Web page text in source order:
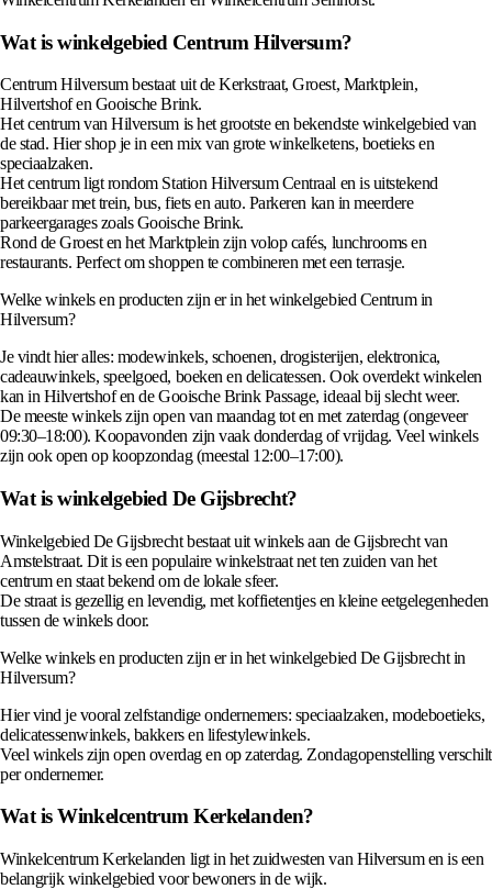
Wat is winkelgebied Centrum Hilversum?
Centrum Hilversum bestaat uit de Kerkstraat, Groest, Marktplein,
Hilvertshof en Gooische Brink.
Het centrum van Hilversum is het grootste en bekendste winkelgebied van
de stad. Hier shop je in een mix van grote winkelketens, boetieks en
speciaalzaken.
Het centrum ligt rondom Station Hilversum Centraal en is uitstekend
bereikbaar met trein, bus, fiets en auto. Parkeren kan in meerdere
parkeergarages zoals Gooische Brink.
Rond de Groest en het Marktplein zijn volop cafés, lunchrooms en
restaurants. Perfect om shoppen te combineren met een terrasje.
Welke winkels en producten zijn er in het winkelgebied Centrum in
Hilversum?
Je vindt hier alles: modewinkels, schoenen, drogisterijen, elektronica,
cadeauwinkels, speelgoed, boeken en delicatessen. Ook overdekt winkelen
kan in Hilvertshof en de Gooische Brink Passage, ideaal bij slecht weer.
De meeste winkels zijn open van maandag tot en met zaterdag (ongeveer
09:30–18:00). Koopavonden zijn vaak donderdag of vrijdag. Veel winkels
zijn ook open op koopzondag (meestal 12:00–17:00).
Wat is winkelgebied De Gijsbrecht?
Winkelgebied De Gijsbrecht bestaat uit winkels aan de Gijsbrecht van
Amstelstraat. Dit is een populaire winkelstraat net ten zuiden van het
centrum en staat bekend om de lokale sfeer.
De straat is gezellig en levendig, met koffietentjes en kleine eetgelegenheden
tussen de winkels door.
Welke winkels en producten zijn er in het winkelgebied De Gijsbrecht in
Hilversum?
Hier vind je vooral zelfstandige ondernemers: speciaalzaken, modeboetieks,
delicatessenwinkels, bakkers en lifestylewinkels.
Veel winkels zijn open overdag en op zaterdag. Zondagopenstelling verschilt
per ondernemer.
Wat is Winkelcentrum Kerkelanden?
Winkelcentrum Kerkelanden ligt in het zuidwesten van Hilversum en is een
belangrijk winkelgebied voor bewoners in de wijk.